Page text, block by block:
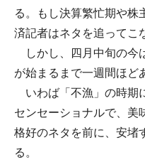
る。もし決算繁忙期や株
済記者はネタを追ってこ
しかし、四月中旬の今
が始まるまで一週間ほど
いわば「不漁」の時期
センセーショナルで、美
格好のネタを前に、安堵
る。